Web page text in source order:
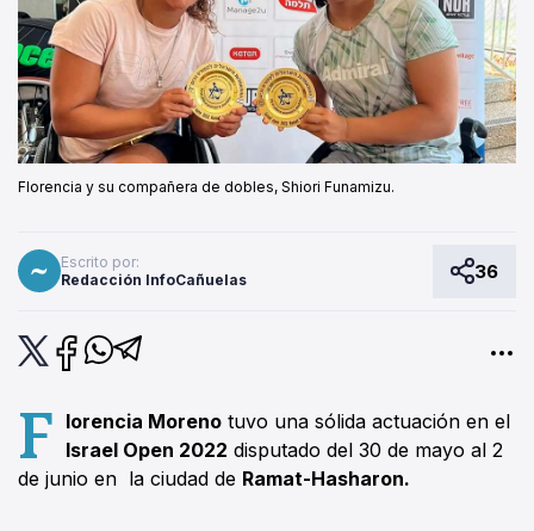
Florencia y su compañera de dobles, Shiori Funamizu.
Escrito por:
Redacción InfoCañuelas
36
F lorencia Moreno tuvo una sólida actuación en el
Israel Open 2022 disputado del 30 de mayo al 2
de junio en la ciudad de Ramat-Hasharon.